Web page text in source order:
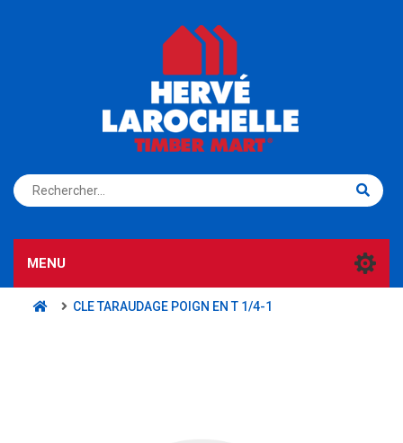
S'ENREGISTRER CONNEXION
MENU
CLE TARAUDAGE POIGN EN T 1/4-1